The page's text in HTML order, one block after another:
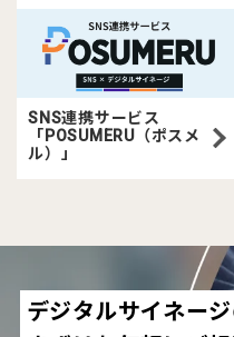
SNS連携サービス
「POSUMERU（ポスメ
ル）」
デジタルサイネージ